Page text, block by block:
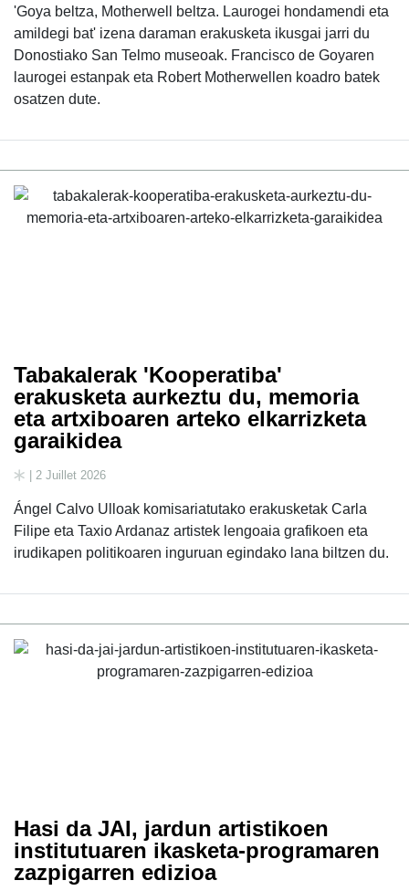
'Goya beltza, Motherwell beltza. Laurogei hondamendi eta
amildegi bat' izena daraman erakusketa ikusgai jarri du
Donostiako San Telmo museoak. Francisco de Goyaren
laurogei estanpak eta Robert Motherwellen koadro batek
osatzen dute.
Tabakalerak 'Kooperatiba'
erakusketa aurkeztu du, memoria
eta artxiboaren arteko elkarrizketa
garaikidea
| 2 Juillet 2026
Ángel Calvo Ulloak komisariatutako erakusketak Carla
Filipe eta Taxio Ardanaz artistek lengoaia grafikoen eta
irudikapen politikoaren inguruan egindako lana biltzen du.
Hasi da JAI, jardun artistikoen
institutuaren ikasketa-programaren
zazpigarren edizioa